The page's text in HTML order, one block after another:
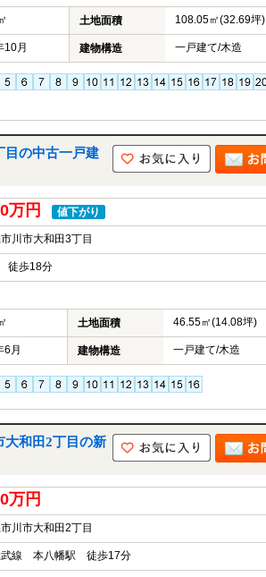
土地面積 108.05㎡(32.69坪)
10月 建物構造 一戸建て/木造
の中古一戸建
万円 値下がり
川市大和田3丁目
歩18分
土地面積 46.55㎡(14.08坪)
6月 建物構造 一戸建て/木造
和田2丁目の新
万円
川市大和田2丁目
武線 本八幡駅 徒歩17分